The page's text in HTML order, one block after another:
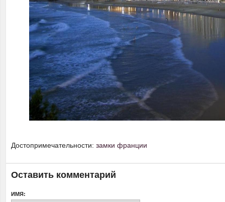
Достопримечательности: замки франции
Оставить комментарий
ИМЯ: